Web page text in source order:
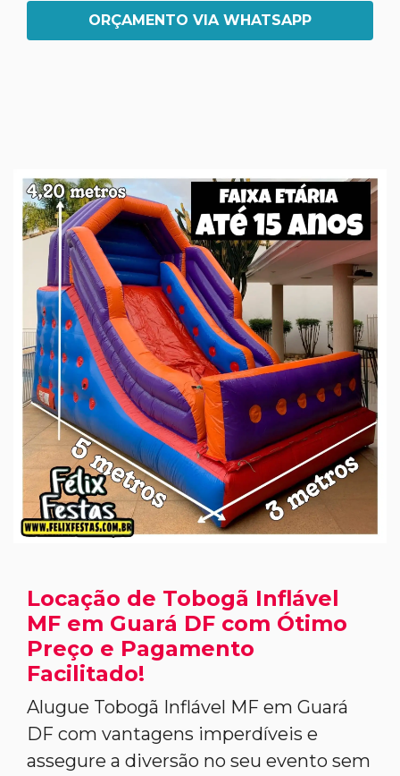
ORÇAMENTO VIA WHATSAPP
Locação de Tobogã Inflável
MF em Guará DF com Ótimo
Preço e Pagamento
Facilitado!
Alugue Tobogã Inflável MF em Guará
DF com vantagens imperdíveis e
assegure a diversão no seu evento sem